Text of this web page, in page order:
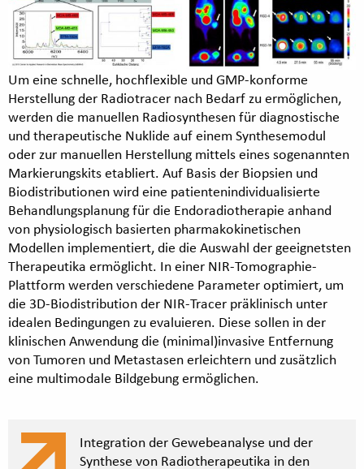
Um eine schnelle, hochflexible und GMP-konforme
Herstellung der Radiotracer nach Bedarf zu ermöglichen,
werden die manuellen Radiosynthesen für diagnostische
und therapeutische Nuklide auf einem Synthesemodul
oder zur manuellen Herstellung mittels eines sogenannten
Markierungskits etabliert. Auf Basis der Biopsien und
Biodistributionen wird eine patientenindividualisierte
Behandlungsplanung für die Endoradiotherapie anhand
von physiologisch basierten pharmakokinetischen
Modellen implementiert, die die Auswahl der geeignetsten
Therapeutika ermöglicht. In einer NIR-Tomographie-
Plattform werden verschiedene Parameter optimiert, um
die 3D-Biodistribution der NIR-Tracer präklinisch unter
idealen Bedingungen zu evaluieren. Diese sollen in der
klinischen Anwendung die (minimal)invasive Entfernung
von Tumoren und Metastasen erleichtern und zusätzlich
eine multimodale Bildgebung ermöglichen.
Integration der Gewebeanalyse und der
Synthese von Radiotherapeutika in den